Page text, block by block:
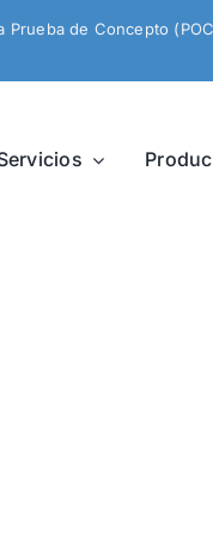
Prueba de Concepto